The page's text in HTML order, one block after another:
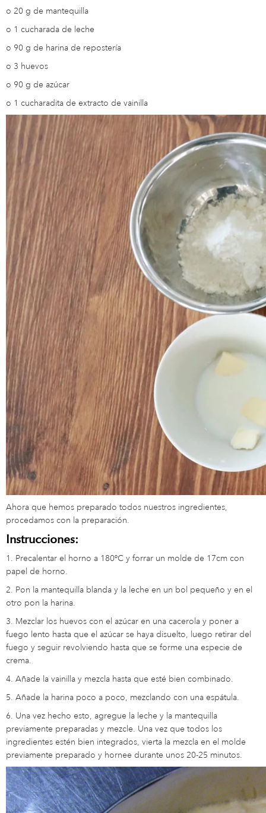
o 20 g de mantequilla
o 1 cucharada de leche
o 90 g de harina de repostería
o 3 huevos
o 90 g de azúcar
o 1 cucharadita de extracto de vainilla
Ahora que hemos preparado todos nuestros ingredientes,
procedamos con la preparación.
Instrucciones:
1. Precalentar el horno a 180ºC y forrar un molde de 17cm con
papel de horno.
2. Pon la mantequilla blanda y la leche en un bol pequeño y en el
otro pon la harina.
3. Mezclar los huevos con el azúcar en una cacerola y poner a
fuego lento hasta que el azúcar se haya disuelto, luego retirar del
fuego y seguir revolviendo hasta que se forme una especie de
crema.
4. Añade la vainilla y mezcla hasta que esté bien combinado.
5. Añade la harina poco a poco, mezclando con una espátula.
6. Una vez hecho esto, agregue la leche y la mantequilla
previamente preparadas y mezcle. Una vez que todos los
ingredientes estén bien integrados, vierta la mezcla en el molde
previamente preparado y hornee durante unos 20-25 minutos.